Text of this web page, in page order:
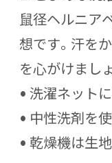
鼠径ヘルニア
想です。汗を
を心がけまし
• 洗濯ネット
• 中性洗剤を
• 乾燥機は生